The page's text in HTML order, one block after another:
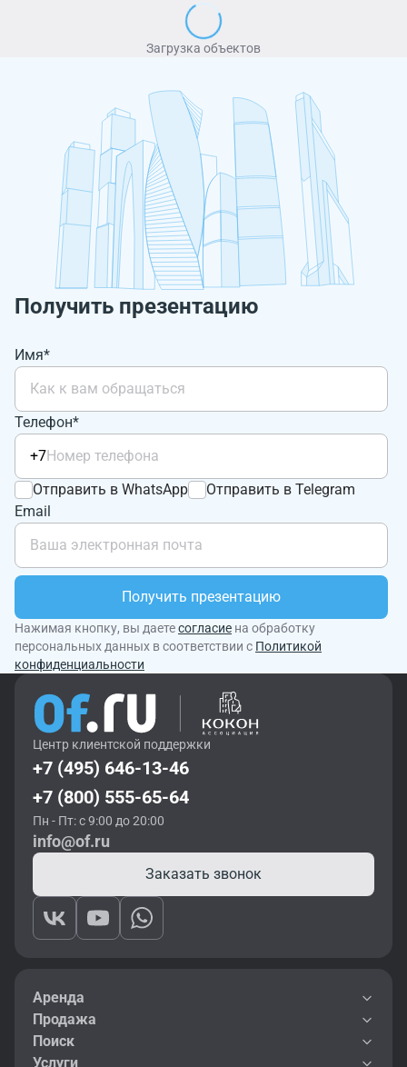
Загрузка объектов
Получить презентацию
Имя*
Телефон*
+7
Отправить в WhatsApp
Отправить в Telegram
Email
Получить презентацию
Нажимая кнопку, вы даетесогласие на обработку
персональных данных в соответствии с Политикой
конфиденциальности
Центр клиентской поддержки
+7 (495) 646-13-46
+7 (800) 555-65-64
Пн - Пт: с 9:00 до 20:00
info@of.ru
Заказать звонок
Аренда
Продажа
Поиск
Услуги